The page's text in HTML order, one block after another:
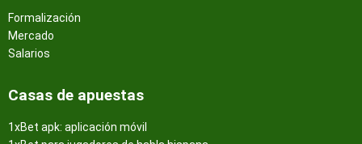
Formalización
Mercado
Salarios
Casas de apuestas
1xBet apk: aplicación móvil